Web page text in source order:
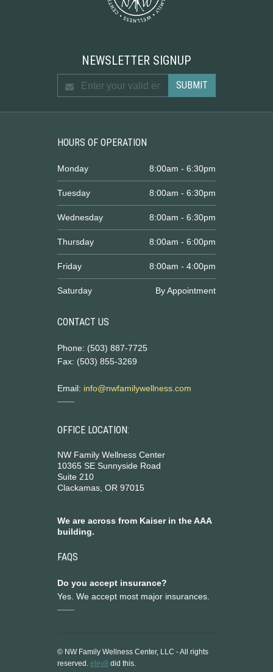
NEWSLETTER SIGNUP
HOURS OF OPERATION
Monday 8:00am - 6:30pm
Tuesday 8:00am - 6:30pm
Wednesday 8:00am - 6:30pm
Thursday 8:00am - 6:00pm
Friday 8:00am - 4:00pm
Saturday By Appointment
CONTACT US
Phone: (503) 887-7725
Fax: (503) 855-3269
Email: info@nwfamilywellness.com
OFFICE LOCATION:
NW Family Wellness Center
10365 SE Sunnyside Road
Suite 210
Clackamas, OR 97015
We are across from Kaiser in the AAA
building.
FAQS
Do you accept insurance?
Yes. We accept most major insurances.
© NW Family Wellness Center, LLC - All rights
reserved. elev8 did this.